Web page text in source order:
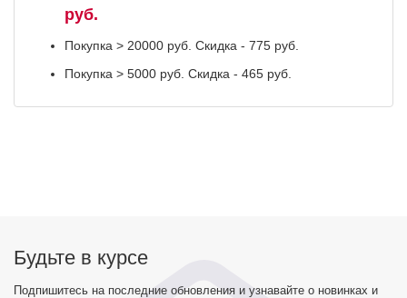
руб.
Покупка > 20000 руб. Скидка - 775 руб.
Покупка > 5000 руб. Скидка - 465 руб.
Будьте в курсе
Подпишитесь на последние обновления и узнавайте о новинках и